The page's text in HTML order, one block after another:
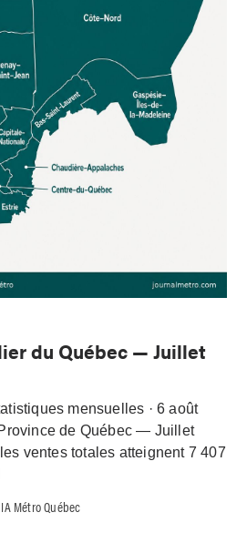
du Québec — Juillet
mensuelles · 6 août
de Québec — Juillet
ventes totales atteignent 7 407
Métro Québec